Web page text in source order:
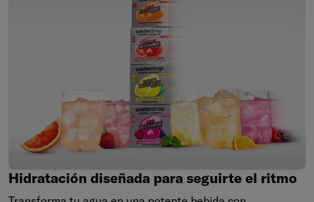
Hidratación diseñada para seguirte el ritmo
Hidratación diseñada para seguirte el ritmo